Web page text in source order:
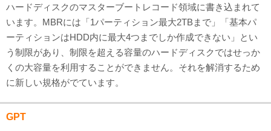
ハードディスクのマスターブートレコード領域に書き込まれて
います。MBRには「1パーティション最大2TBまで」「基本パ
ーティションはHDD内に最大4つまでしか作成できない」とい
う制限があり、制限を超える容量のハードディスクではせっか
くの大容量を利用することができません。それを解消するため
に新しい規格がでています。
GPT